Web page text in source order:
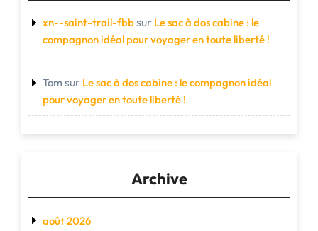
xn--saint-trail-fbbsur Le sac à dos cabine : le
compagnon idéal pour voyager en toute liberté !
Tom sur Le sac à dos cabine : le compagnon idéal
pour voyager en toute liberté !
Archive
août 2026